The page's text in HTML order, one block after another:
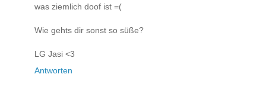
was ziemlich doof ist =(
Wie gehts dir sonst so süße?
LG Jasi <3
Antworten